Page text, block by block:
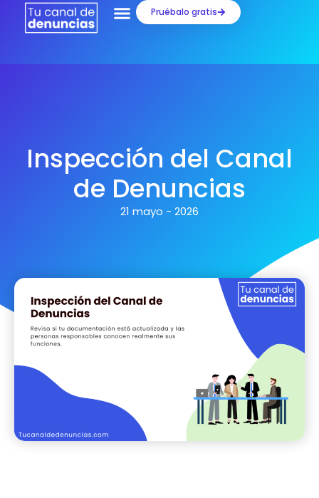
Pruébalo gratis
Inspección del Canal
de Denuncias
21 mayo - 2026